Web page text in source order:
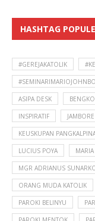
HASHTAG
#GEREJAKATOLIK
ASIPA DESK
INSPIRATIF JAMBORE
KEUSKUPAN
LUCIUS POYA MARIA
MGR ADRIANUS
ORANG MUDA KATOLIK
PAROKI BELINYU